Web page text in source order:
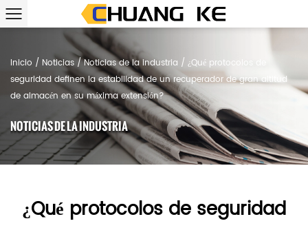
Inicio / Noticias /Noticias de la industria / ¿Qué protocolos de
seguridad definen la estabilidad de un recuperador de gran altitud
de almacén en su máxima extensión?
NOTICIAS DE LA INDUSTRIA
¿Qué protocolos de seguridad